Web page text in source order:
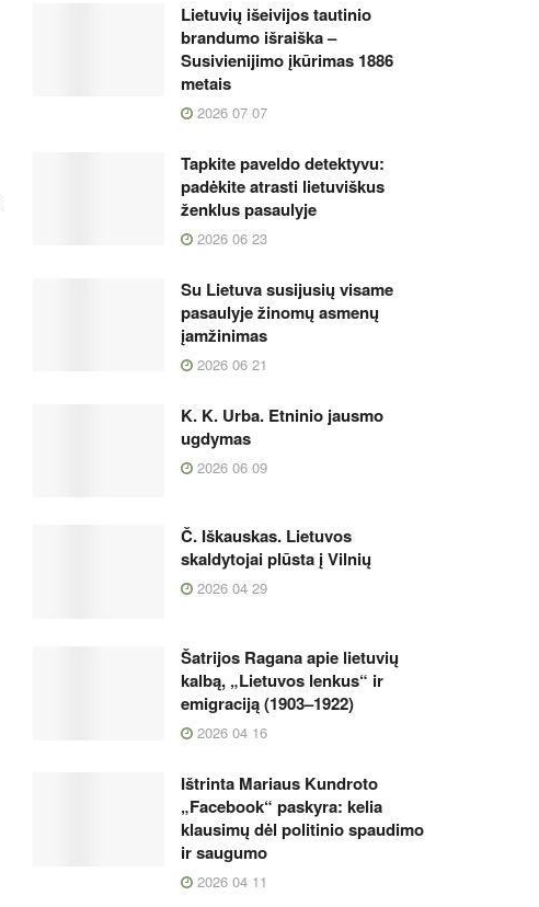
Lietuvių išeivijos tautinio
brandumo išraiška –
Susivienijimo įkūrimas 1886
metais
2026 07 07
Tapkite paveldo detektyvu:
padėkite atrasti lietuviškus
ženklus pasaulyje
2026 06 23
Su Lietuva susijusių visame
pasaulyje žinomų asmenų
įamžinimas
2026 06 21
K. K. Urba. Etninio jausmo
ugdymas
2026 06 09
Č. Iškauskas. Lietuvos
skaldytojai plūsta į Vilnių
2026 04 29
Šatrijos Ragana apie lietuvių
kalbą, „Lietuvos lenkus“ ir
emigraciją (1903–1922)
2026 04 16
Ištrinta Mariaus Kundroto
„Facebook“ paskyra: kelia
klausimų dėl politinio spaudimo
ir saugumo
2026 04 11